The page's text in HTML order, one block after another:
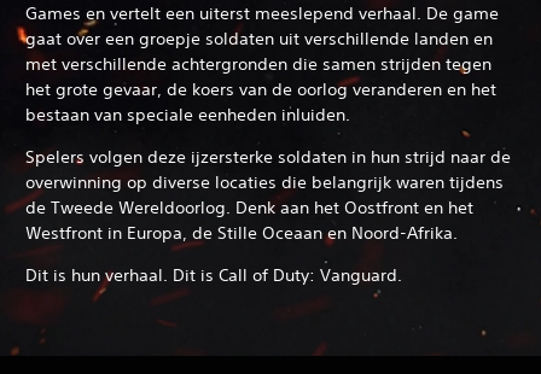
Games en vertelt een uiterst meeslepend verhaal. De game
gaat over een groepje soldaten uit verschillende landen en
met verschillende achtergronden die samen strijden tegen
het grote gevaar, de koers van de oorlog veranderen en het
bestaan van speciale eenheden inluiden.
Spelers volgen deze ijzersterke soldaten in hun strijd naar de
overwinning op diverse locaties die belangrijk waren tijdens
de Tweede Wereldoorlog. Denk aan het Oostfront en het
Westfront in Europa, de Stille Oceaan en Noord-Afrika.
Dit is hun verhaal. Dit is Call of Duty: Vanguard.